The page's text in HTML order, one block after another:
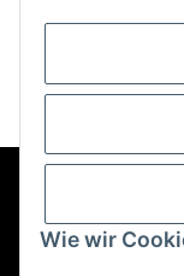
Wie wir
Informationen